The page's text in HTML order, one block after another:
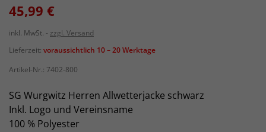
45,99 €
inkl. MwSt.
zzgl. Versand
Lieferzeit: voraussichtlich 10 – 20 Werktage
Artikel-Nr.: 7402-800
SG Wurgwitz Herren Allwetterjacke schwarz
Inkl. Logo und Vereinsname
100 % Polyester